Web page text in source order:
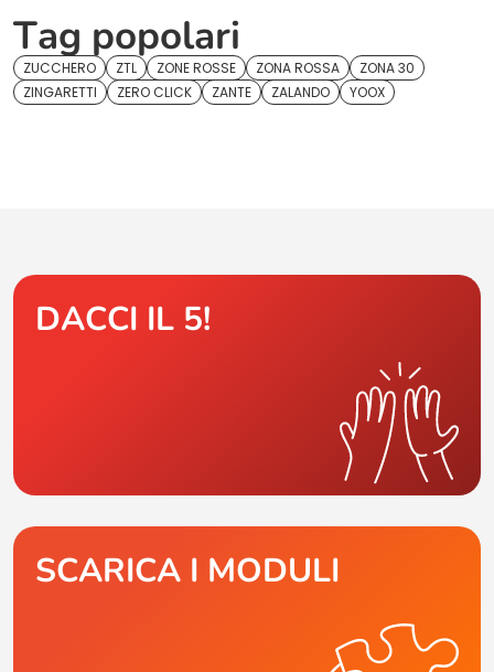
Tag popolari
ZUCCHERO ZTL ZONE ROSSE ZONA ROSSA
ZONA 30
ZINGARETTI
ZERO CLICK ZANTE ZALANDO YOOX
DACCI IL 5!
SCARICA I MODULI